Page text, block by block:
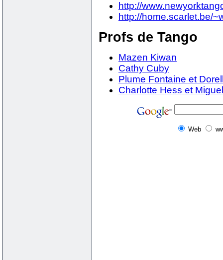
http://
http://home.scarlet.be/
Profs de Tango
Mazen Kiwan
Cathy Cuby
Plume Fontaine et
Charlotte Hess et
Web